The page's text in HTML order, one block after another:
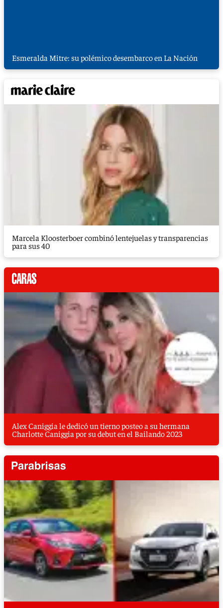
Esmeralda Mitre: su polémico desembarco en La Nación
Marcela Kloosterboer combinó lentejuelas y transparencias
para sus 40
Alex Caniggia le dedicó un tierno posteo a su hermana
Charlotte Caniggia por su debut en el Bailando 2023